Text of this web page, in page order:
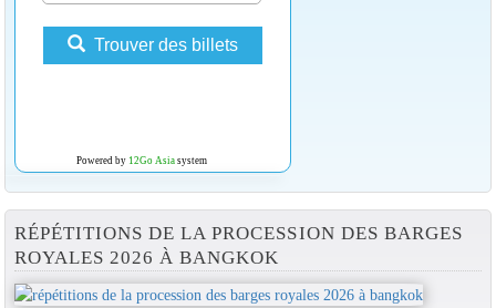
Trouver des billets
Powered by 12Go Asiasystem
RÉPÉTITIONS DE LA PROCESSION DES BARGES
ROYALES 2026 À BANGKOK